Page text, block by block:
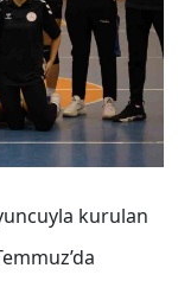
kurulan